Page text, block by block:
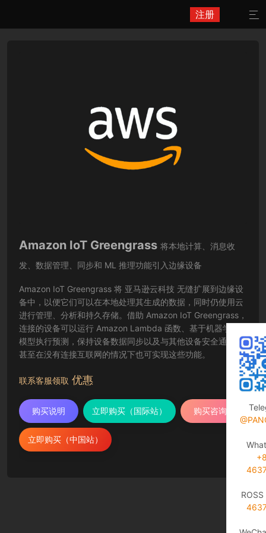
注册 
Amazon IoT Greengrass 将本地计算、消息收
发、数据管理、同步和 ML 推理功能引入边缘设备
Amazon IoT Greengrass 将 亚马逊云科技 无缝扩展到边缘设
备中，以便它们可以在本地处理其生成的数据，同时仍使用云
进行管理、分析和持久存储。借助 Amazon IoT Greengrass，
连接的设备可以运行 Amazon Lambda 函数、基于机器学习
模型执行预测，保持设备数据同步以及与其他设备安全通信，
甚至在没有连接互联网的情况下也可实现这些功能。
联系客服领取 优惠
购买说明 立即购买（国际站） 购买咨询
立即购买（中国站）